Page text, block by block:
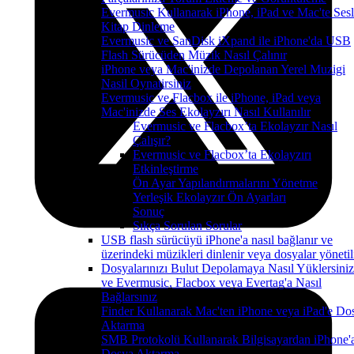
Evermusic Kullanarak iPhone, iPad ve Mac'te
Kitap Dinleme
Evermusic ve SanDisk iXpand ile iPhone'da USB
Flash Sürücüden Müzik Nasıl Çalınır
iPhone veya Mac'inizde Depolanan Yerel Muzigi
Nasil Oynatirsiniz
Evermusic ve Flacbox ile iPhone, iPad veya
Mac'inizde Ses Ekolayzırı Nasıl Kullanılır
Evermusic ve Flacbox’ta Ekolayzır Nasıl
Çalışır?
Evermusic ve Flacbox’ta Ekolayzırı
Etkinleştirme
Ön Ayar Yapılandırmalarını Yönetme
Yerleşik Ekolayzır Ön Ayarları
Sonuç
Sıkça Sorulan Sorular
USB flash sürücüyü iPhone'a nasıl bağlanır ve
üzerindeki müzikleri dinlenir veya dosyalar
Dosyalarınızı Bulut Depolamaya Nasıl Yüklersiniz
ve Evermusic, Flacbox veya Evertag'a Nasıl
Bağlarsınız
Finder Kullanarak Mac'ten iPhone veya iPad'e
Aktarma
SMB Protokolü Kullanarak Bilgisayardan